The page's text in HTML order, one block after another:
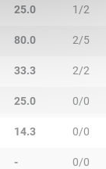
25.0 1/2
80.0 2/5
33.3 2/2
25.0 0/0
14.3 0/0
- 0/0